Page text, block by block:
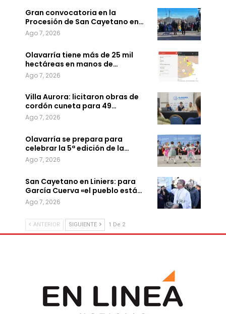
Gran convocatoria en la
Procesión de San Cayetano en…
Ago 7, 2026
Olavarría tiene más de 25 mil
hectáreas en manos de…
Ago 7, 2026
Villa Aurora: licitaron obras de
cordón cuneta para 49…
Ago 7, 2026
Olavarría se prepara para
celebrar la 5ª edición de la…
Ago 7, 2026
San Cayetano en Liniers: para
García Cuerva «el pueblo está…
Ago 7, 2026
ANTERIOR SIGUIENTE 1 De 2